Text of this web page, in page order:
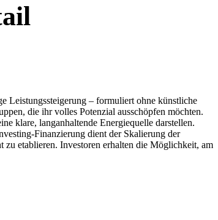
Leistungssteigerung – formuliert ohne künstliche
die ihr volles Potenzial ausschöpfen möchten.
klare, langanhaltende Energiequelle darstellen.
Finanzierung dient der Skalierung der
zu etablieren. Investoren erhalten die Möglichkeit, am